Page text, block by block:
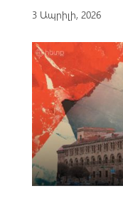
3 Ապրիլի, 2026